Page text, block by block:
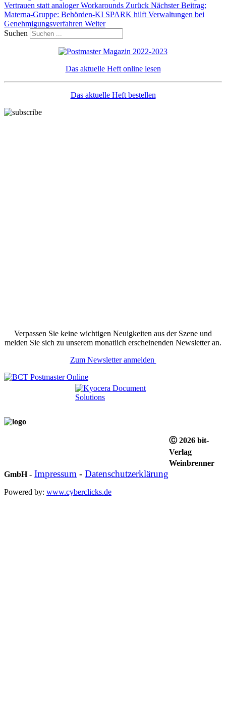
Vertrauen statt analoger Workarounds Zurück Nächster Beitrag:
Materna-Gruppe: Behörden-KI SPARK hilft Verwaltungen bei
Genehmigungsverfahren Weiter
Suchen
Das aktuelle Heft online lesen
Das aktuelle Heft bestellen
Verpassen Sie keine wichtigen Neuigkeiten aus der Szene und
melden Sie sich zu unserem monatlich erscheinenden Newsletter an.
Zum Newsletter anmelden
Ⓒ 2026 bit-
Verlag
Weinbrenner
GmbH- Impressum - Datenschutzerklärung
Powered by: www.cyberclicks.de